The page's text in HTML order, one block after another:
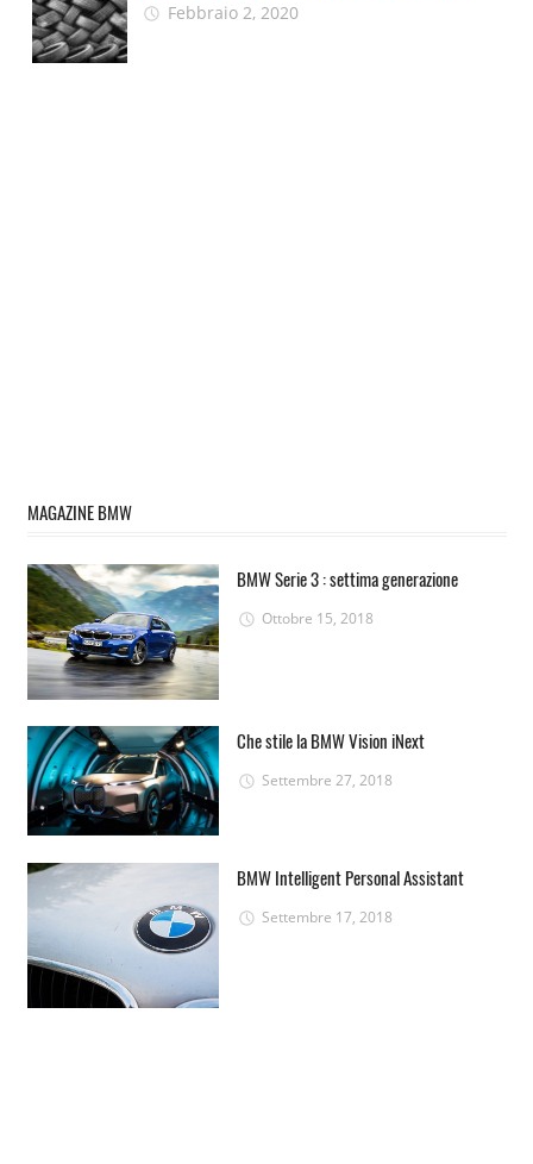
Febbraio 2, 2020
MAGAZINE BMW
BMW Serie 3 : settima generazione
Ottobre 15, 2018
Che stile la BMW Vision iNext
Settembre 27, 2018
BMW Intelligent Personal Assistant
Settembre 17, 2018